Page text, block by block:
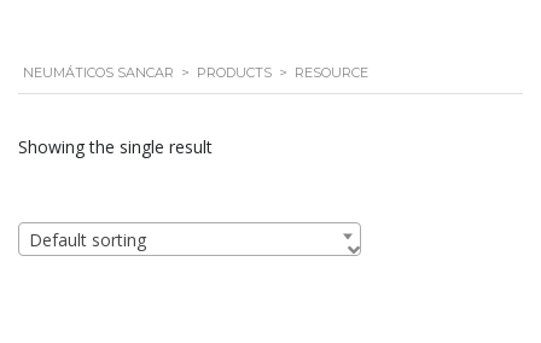
NEUMÁTICOS SANCAR > PRODUCTS > RESOURCE
Showing the single result
Default sorting